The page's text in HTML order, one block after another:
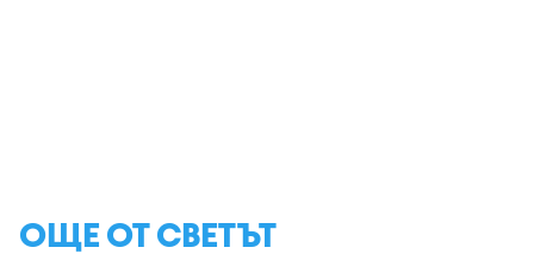
ОЩЕ ОТ СВЕТЪТ